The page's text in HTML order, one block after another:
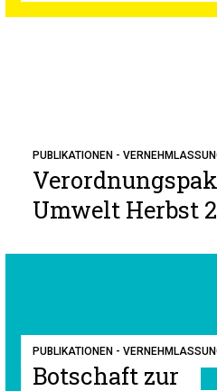
PUBLIKATIONEN -
Umwelt Herbst
PUBLIKATIONEN -
Botschaft zur